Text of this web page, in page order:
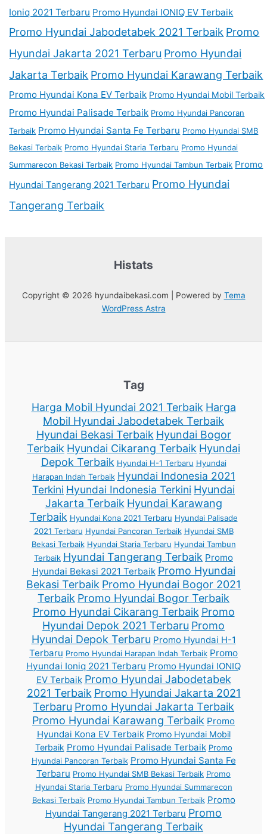
Ioniq 2021 Terbaru Promo Hyundai IONIQ EV Terbaik
Promo Hyundai Jabodetabek 2021 Terbaik Promo
Hyundai Jakarta 2021 Terbaru Promo Hyundai
Jakarta Terbaik Promo Hyundai Karawang Terbaik
Promo Hyundai Kona EV Terbaik Promo Hyundai Mobil Terbaik
Promo Hyundai Palisade Terbaik Promo Hyundai Pancoran
Terbaik Promo Hyundai Santa Fe Terbaru Promo Hyundai SMB
Bekasi Terbaik Promo Hyundai Staria Terbaru Promo Hyundai
Summarecon Bekasi Terbaik Promo Hyundai Tambun Terbaik Promo
Hyundai Tangerang 2021 Terbaru Promo Hyundai
Tangerang Terbaik
Histats
Copyright © 2026 hyundaibekasi.com | Powered by Tema
WordPress Astra
Tag
Harga Mobil Hyundai 2021 Terbaik Harga
Mobil Hyundai Jabodetabek Terbaik
Hyundai Bekasi Terbaik Hyundai Bogor
Terbaik Hyundai Cikarang Terbaik Hyundai
Depok Terbaik Hyundai H-1 Terbaru Hyundai
Harapan Indah Terbaik Hyundai Indonesia 2021
Terkini Hyundai Indonesia Terkini Hyundai
Jakarta Terbaik Hyundai Karawang
Terbaik Hyundai Kona 2021 Terbaru Hyundai Palisade
2021 Terbaru Hyundai Pancoran Terbaik Hyundai SMB
Bekasi Terbaik Hyundai Staria Terbaru Hyundai Tambun
Terbaik Hyundai Tangerang Terbaik Promo
Hyundai Bekasi 2021 Terbaik Promo Hyundai
Bekasi Terbaik Promo Hyundai Bogor 2021
Terbaik Promo Hyundai Bogor Terbaik
Promo Hyundai Cikarang Terbaik Promo
Hyundai Depok 2021 Terbaru Promo
Hyundai Depok Terbaru Promo Hyundai H-1
Terbaru Promo Hyundai Harapan Indah Terbaik Promo
Hyundai Ioniq 2021 Terbaru Promo Hyundai IONIQ
EV Terbaik Promo Hyundai Jabodetabek
2021 Terbaik Promo Hyundai Jakarta 2021
Terbaru Promo Hyundai Jakarta Terbaik
Promo Hyundai Karawang Terbaik Promo
Hyundai Kona EV Terbaik Promo Hyundai Mobil
Terbaik Promo Hyundai Palisade Terbaik Promo
Hyundai Pancoran Terbaik Promo Hyundai Santa Fe
Terbaru Promo Hyundai SMB Bekasi Terbaik Promo
Hyundai Staria Terbaru Promo Hyundai Summarecon
Bekasi Terbaik Promo Hyundai Tambun Terbaik Promo
Hyundai Tangerang 2021 Terbaru Promo
Hyundai Tangerang Terbaik